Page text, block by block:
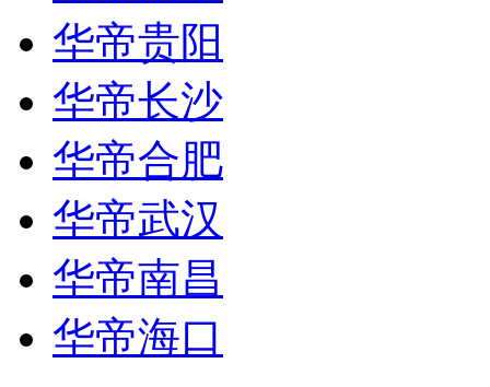
华帝贵阳
华帝长沙
华帝合肥
华帝武汉
华帝南昌
华帝海口